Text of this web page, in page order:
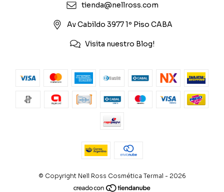
tienda@nellross.com
Av Cabildo 3977 1º Piso CABA
Visita nuestro Blog!
© Copyright Nell Ross Cosmética Termal - 2026